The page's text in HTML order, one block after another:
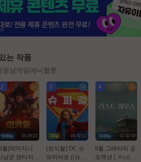
는 작품
영상게임 애니 웹툰
2
01:59:23
월]악마지니
냥꾼 판타지액
3
01:42:12
[정식릴] DC 슈
퍼히어로 ((슈.
4
01:52:10
8월 그레타리 공
포액션 [ ㄹr스트